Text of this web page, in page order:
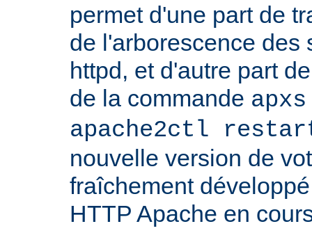
permet d'une part de
de l'arborescence des
httpd, et d'autre part
de la commande
apache2ctl
nouvelle version de
fraîchement
HTTP Apache en